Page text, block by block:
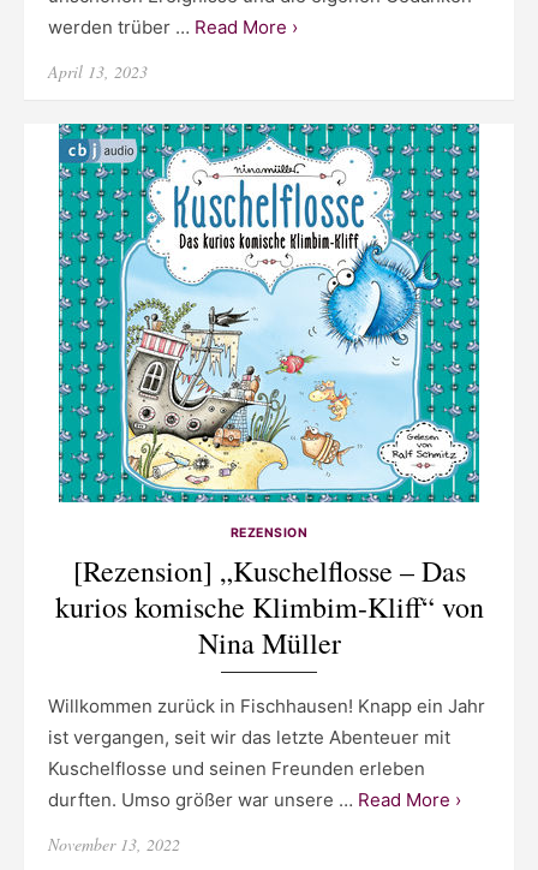
werden trüber … Read More ›
Posted
April 13, 2023
REZENSION
[Rezension] „Kuschelflosse – Das
kurios komische Klimbim-Kliff“ von
Nina Müller
Willkommen zurück in Fischhausen! Knapp ein Jahr
ist vergangen, seit wir das letzte Abenteuer mit
Kuschelflosse und seinen Freunden erleben
durften. Umso größer war unsere … Read More ›
Posted
November 13, 2022